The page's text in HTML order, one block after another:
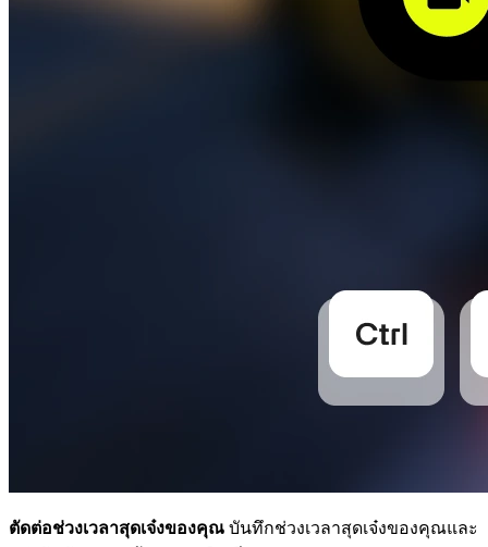
ตัดต่อช่วงเวลาสุดเจ๋งของคุณ บันทึกช่วงเวลาสุดเจ๋งของคุณและ